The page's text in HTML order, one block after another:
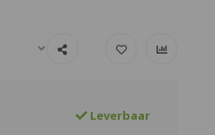
Leverbaar